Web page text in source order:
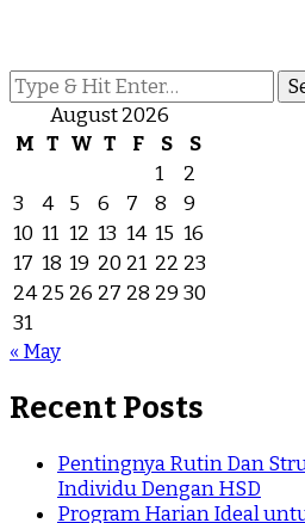
Looking
for
Something?
August 2026
M T W T F S
S
1
2
3
4 5 6 7 8
9
10 11 12 13 14 15 16
17 18 19 20 21 22 23
24 25 26 27 28 29 30
31
« May
Recent Posts
Pentingnya Rutin Dan
Individu Dengan HSD
Program Harian Ideal